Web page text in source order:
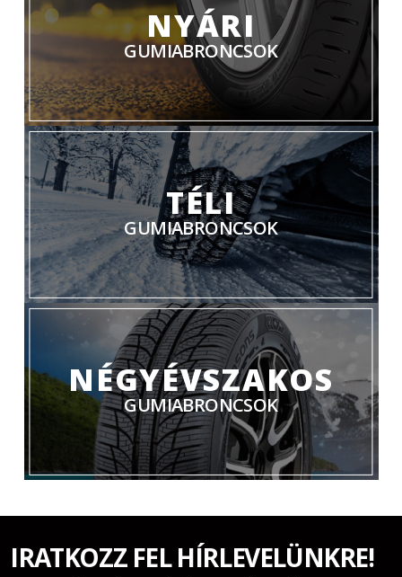
NYÁRI
GUMIABRONCSOK
TÉLI
GUMIABRONCSOK
NÉGYÉVSZAKOS
GUMIABRONCSOK
IRATKOZZ FEL HÍRLEVELÜNKRE!